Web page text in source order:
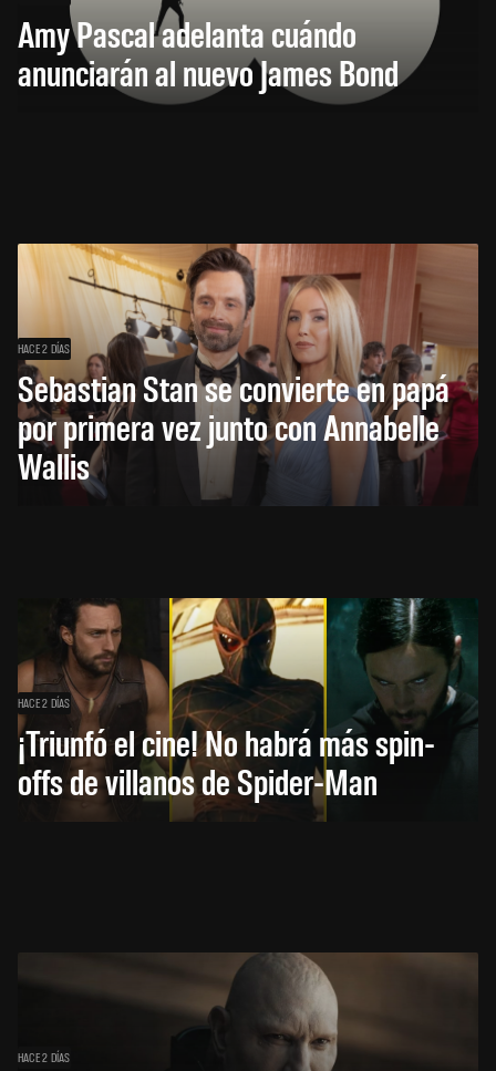
Amy Pascal adelanta cuándo
anunciarán al nuevo James Bond
HACE 2 DÍAS
Sebastian Stan se convierte en papá
por primera vez junto con Annabelle
Wallis
HACE 2 DÍAS
¡Triunfó el cine! No habrá más spin-
offs de villanos de Spider-Man
HACE 2 DÍAS